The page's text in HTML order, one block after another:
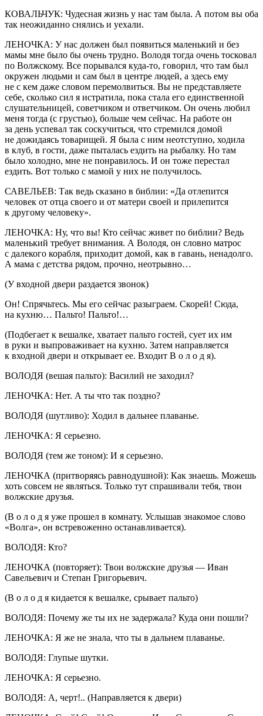
КОВАЛЬЧУК: Чудесная жизнь у нас там была. А потом вы оба
так неожиданно снялись и уехали.
ЛЕНОЧКА: У нас должен был появиться маленький и без
мамы мне было бы очень трудно. Володя тогда очень тосковал
по Волжскому. Все порывался куда-то, говорил, что там был
окружен людьми и сам был в центре людей, а здесь ему
не с кем даже словом перемолвиться. Вы не представляете
себе, сколько сил я истратила, пока стала его единственной
слушательницей, советчиком и ответчиком. Он очень любил
меня тогда (с грустью), больше чем сейчас. На работе он
за день успевал так соскучиться, что стремился домой
не дожидаясь товарищей. Я была с ним неотступно, ходила
в клуб, в гости, даже пыталась ездить на рыбалку. Но там
было холодно, мне не понравилось. И он тоже перестал
ездить. Вот только с мамой у них не получилось.
САВЕЛЬЕВ: Так ведь сказано в библии: «Да отлепится
человек от отца своего и от матери своей и прилепится
к другому человеку».
ЛЕНОЧКА: Ну, что вы! Кто сейчас живет по библии? Ведь
маленький требует внимания. А Володя, он словно матрос
с далекого корабля, приходит домой, как в гавань, ненадолго.
А мама с детства рядом, прочно, неотрывно…
(У входной двери раздается звонок)
Он! Спрячьтесь. Мы его сейчас разыграем. Скорей! Сюда,
на кухню… Пальто! Пальто!…
(Подбегает к вешалке, хватает пальто гостей, сует их им
в руки и выпроваживает на кухню. Затем направляется
к входной двери и открывает ее. Входит В о л о д я).
ВОЛОДЯ (вешая пальто): Василий не заходил?
ЛЕНОЧКА: Нет. А ты что так поздно?
ВОЛОДЯ (шутливо): Ходил в дальнее плаванье.
ЛЕНОЧКА: Я серьезно.
ВОЛОДЯ (тем же тоном): И я серьезно.
ЛЕНОЧКА (притворяясь равнодушной): Как знаешь. Можешь
хоть совсем не являться. Только тут спрашивали тебя, твои
волжские друзья.
(В о л о д я уже прошел в комнату. Услышав знакомое слово
«Волга», он встревоженно останавливается).
ВОЛОДЯ: Кто?
ЛЕНОЧКА (повторяет): Твои волжские друзья — Иван
Савельевич и Степан Григорьевич.
(В о л о д я кидается к вешалке, срывает пальто)
ВОЛОДЯ: Почему же ты их не задержала? Куда они пошли?
ЛЕНОЧКА: Я же не знала, что ты в дальнем плаванье.
ВОЛОДЯ: Глупые шутки.
ЛЕНОЧКА: Я серьезно.
ВОЛОДЯ: А, черт!.. (Направляется к двери)